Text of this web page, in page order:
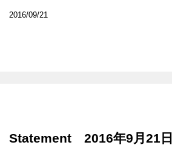
2016/09/21
Statement 2016年9月21日